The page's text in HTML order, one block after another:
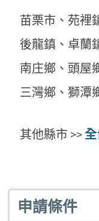
苗栗市、苑裡
後龍鎮、卓蘭
南庄鄉、頭屋
三灣鄉、獅潭
其他縣市 >>
申請條件